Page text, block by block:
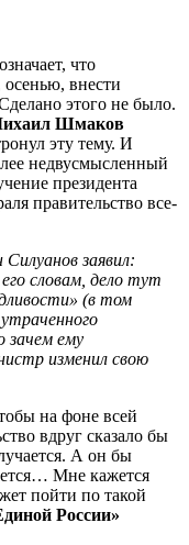
что
внести
этого не было.
Шмаков
эту тему. И
недвусмысленный
президента
правительство все-
заявил:
словам, дело тут
(в том
зачем ему
изменил свою
на фоне всей
вдруг сказало бы
А он бы
Мне кажется
пойти по такой
России»